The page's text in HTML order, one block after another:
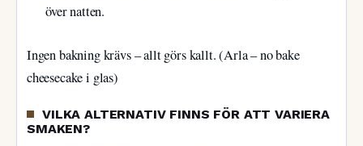
över natten.
Ingen bakning krävs – allt görs kallt. (Arla – no bake
cheesecake i glas)
VILKA ALTERNATIV FINNS FÖR ATT VARIERA
SMAKEN?